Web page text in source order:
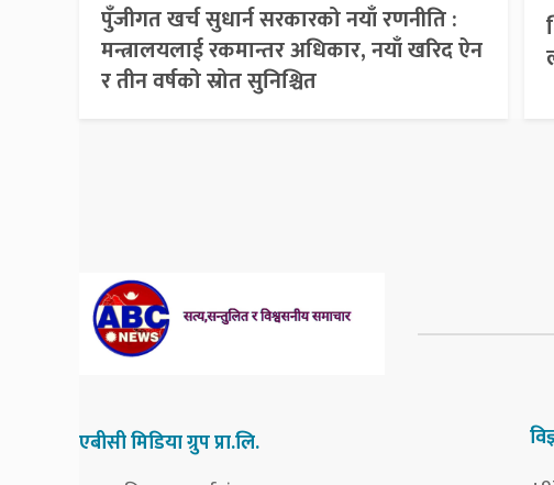
पुँजीगत खर्च सुधार्न सरकारको नयाँ रणनीति :
मन्त्रालयलाई रकमान्तर अधिकार, नयाँ खरिद ऐन
र तीन वर्षको स्रोत सुनिश्चित
एबीसी मिडिया ग्रुप प्रा.लि.